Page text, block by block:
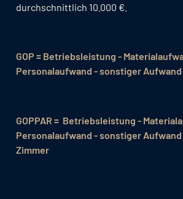
durchschnittlich 10.000 €.
GOP = Betriebsleistung -
Personalaufwand - sonstiger Aufwand
GOPPAR = Betriebsleistung -
Personalaufwand - sonstiger
Zimmer